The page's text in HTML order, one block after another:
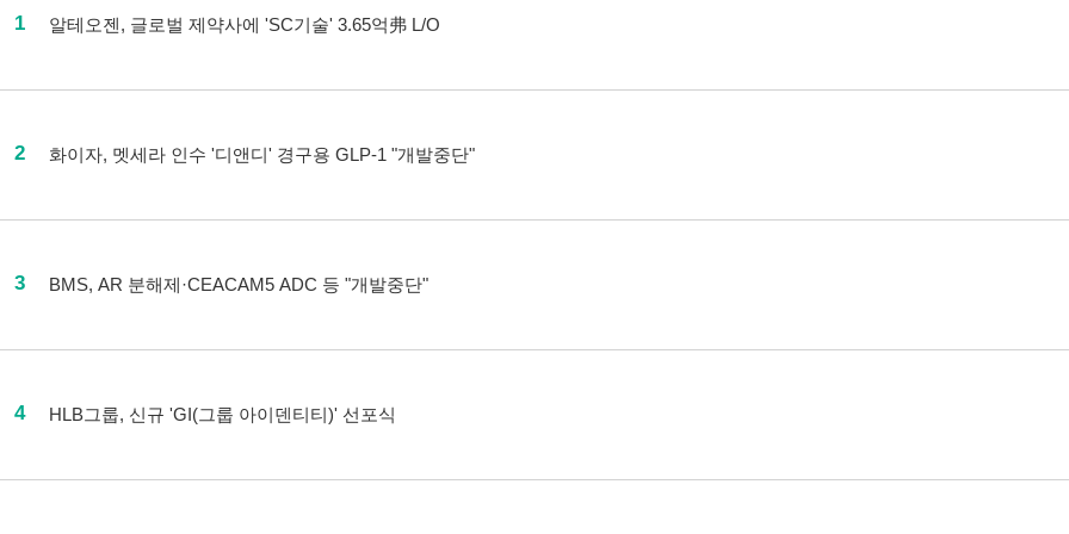
1 알테오젠, 글로벌 제약사에 'SC기술' 3.65억弗 L/O
2 화이자, 멧세라 인수 '디앤디' 경구용 GLP-1 "개발중단"
3 BMS, AR 분해제·CEACAM5 ADC 등 "개발중단"
4 HLB그룹, 신규 'GI(그룹 아이덴티티)' 선포식